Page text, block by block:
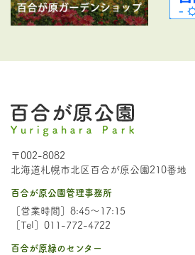
〒002-8082
北海道札幌市北区百合が原公園210番地
百合が原公園管理事務所
［営業時間］8:45～17:15
［Tel］011-772-4722
百合が原緑のセンター